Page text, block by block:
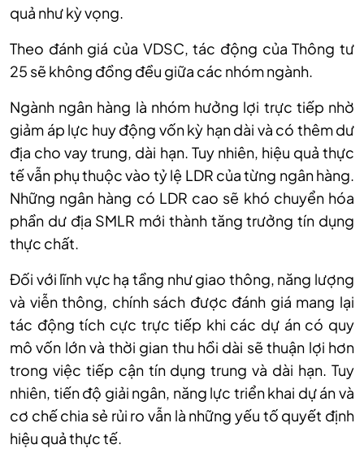
quả như kỳ vọng.
Theo đánh giá của VDSC, tác động của Thông tư
25 sẽ không đồng đều giữa các nhóm ngành.
Ngành ngân hàng là nhóm hưởng lợi trực tiếp nhờ
giảm áp lực huy động vốn kỳ hạn dài và có thêm dư
địa cho vay trung, dài hạn. Tuy nhiên, hiệu quả thực
tế vẫn phụ thuộc vào tỷ lệ LDR của từng ngân hàng.
Những ngân hàng có LDR cao sẽ khó chuyển hóa
phần dư địa SMLR mới thành tăng trưởng tín dụng
thực chất.
Đối với lĩnh vực hạ tầng như giao thông, năng lượng
và viễn thông, chính sách được đánh giá mang lại
tác động tích cực trực tiếp khi các dự án có quy
mô vốn lớn và thời gian thu hồi dài sẽ thuận lợi hơn
trong việc tiếp cận tín dụng trung và dài hạn. Tuy
nhiên, tiến độ giải ngân, năng lực triển khai dự án và
cơ chế chia sẻ rủi ro vẫn là những yếu tố quyết định
hiệu quả thực tế.